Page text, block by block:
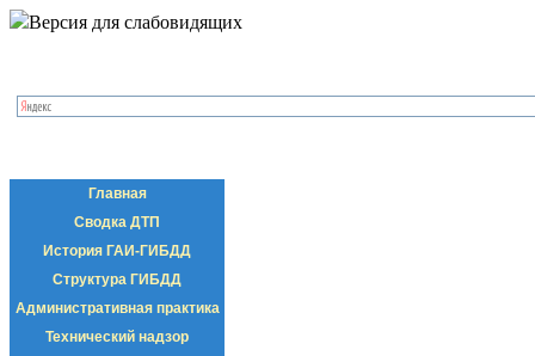
Версия для слабовидящих
Главная
Сводка ДТП
История ГАИ-ГИБДД
Структура ГИБДД
Административная практика
Технический надзор